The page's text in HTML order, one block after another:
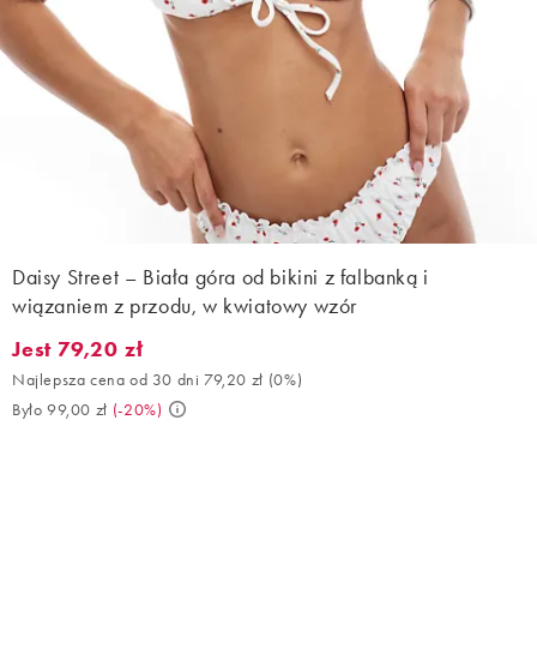
Daisy Street – Biała góra od bikini z falbanką i
wiązaniem z przodu, w kwiatowy wzór
Jest 79,20 zł. Najlepsza cena od 30 dni 79,20 zł (0%). Było
Jest 79,20 zł
Najlepsza cena od 30 dni 79,20 zł (0%)
Było 99,00 zł (-20%)